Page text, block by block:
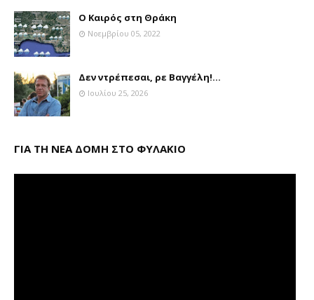
Ο Καιρός στη Θράκη
Νοεμβρίου 05, 2022
Δεν ντρέπεσαι, ρε Βαγγέλη!...
Ιουλίου 25, 2026
ΓΙΑ ΤΗ ΝΕΑ ΔΟΜΗ ΣΤΟ ΦΥΛΑΚΙΟ